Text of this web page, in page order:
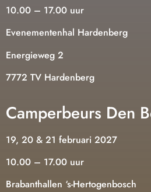
10.00 – 17.00 uur
Evenementenhal Hardenberg
Energieweg 2
7772 TV Hardenberg
Camperbeurs Den
19, 20 & 21 februari 2027
10.00 – 17.00 uur
Brabanthallen ‘s-Hertogenbosch